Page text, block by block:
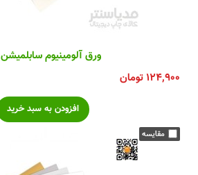
ورق آلومینیوم سابلمیشن A5
۱۲۴,۹۰۰تومان